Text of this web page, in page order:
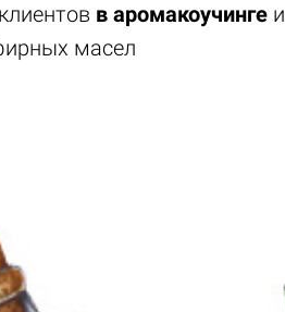
в аромакоучинге и
масел